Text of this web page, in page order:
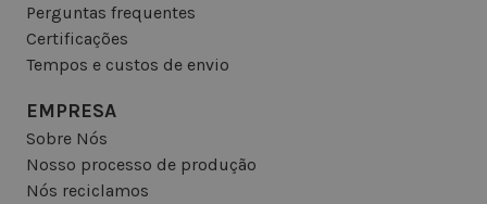
Perguntas frequentes
Certificações
Tempos e custos de envio
EMPRESA
Sobre Nós
Nosso processo de produção
Nós reciclamos